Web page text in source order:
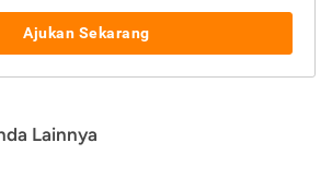
Ajukan Sekarang
Lainnya